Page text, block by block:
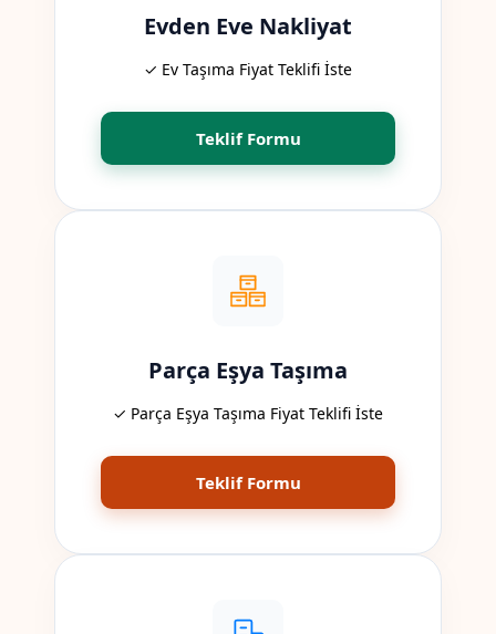
Evden Eve Nakliyat
✓ Ev Taşıma Fiyat Teklifi İste
Teklif Formu
Parça Eşya Taşıma
✓ Parça Eşya Taşıma Fiyat Teklifi İste
Teklif Formu